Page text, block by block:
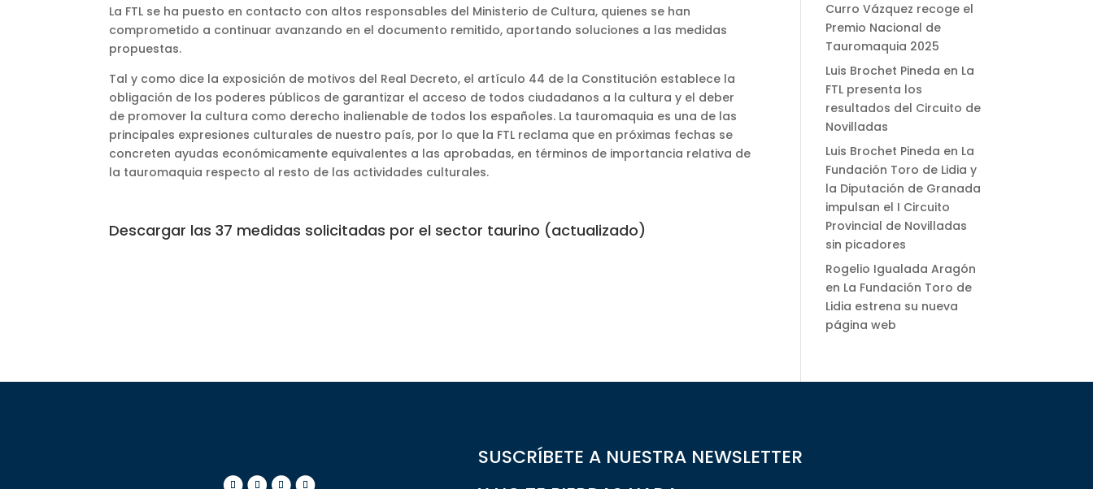
La FTL se ha puesto en contacto con altos responsables del Ministerio de Cultura, quienes se han
comprometido a continuar avanzando en el documento remitido, aportando soluciones a las medidas
propuestas.
Tal y como dice la exposición de motivos del Real Decreto, el artículo 44 de la Constitución establece la
obligación de los poderes públicos de garantizar el acceso de todos ciudadanos a la cultura y el deber
de promover la cultura como derecho inalienable de todos los españoles. La tauromaquia es una de las
principales expresiones culturales de nuestro país, por lo que la FTL reclama que en próximas fechas se
concreten ayudas económicamente equivalentes a las aprobadas, en términos de importancia relativa de
la tauromaquia respecto al resto de las actividades culturales.
Descargar las 37 medidas solicitadas por el sector taurino (actualizado)
Curro Vázquez recoge el
Premio Nacional de
Tauromaquia 2025
Luis Brochet Pineda en La
FTL presenta los
resultados del Circuito de
Novilladas
Luis Brochet Pineda en La
Fundación Toro de Lidia y
la Diputación de Granada
impulsan el I Circuito
Provincial de Novilladas
sin picadores
Rogelio Igualada Aragón
en La Fundación Toro de
Lidia estrena su nueva
página web
SUSCRÍBETE A NUESTRA NEWSLETTER